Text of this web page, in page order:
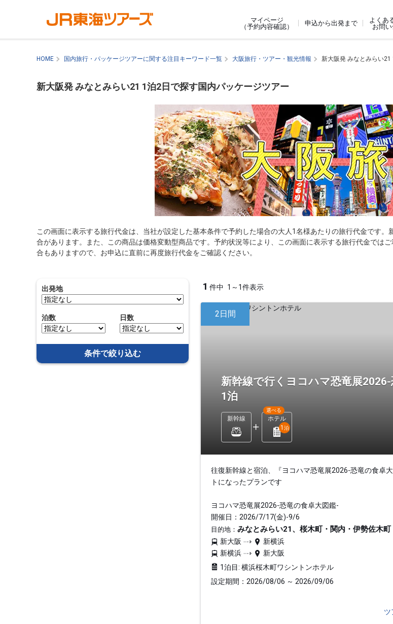
マイページ
（予約内容確認）
申込から出発まで
よくあ
お問
HOME 国内旅行・パッケージツアーに関する注目キーワード一覧 大阪旅行・ツアー・観光情報 新大阪発 みなとみらい21
新大阪発 みなとみらい21 1泊2日で探す国内パッケージツアー
この画面に表示する旅行代金は、当社が設定した基本条件で予約した場合の大人1名様あたりの旅行代金です
合があります。また、この商品は価格変動型商品です。予約状況等により、この画面に表示する旅行代金では
合もありますので、お申込に直前に再度旅行代金をご確認ください。
出発地
泊数 日数
条件で絞り込む
1 件中 1～1件表示
2日間
新幹線で行くヨコハマ恐竜展
1泊
新幹線 ホテル
選べる
1 泊
往復新幹線と宿泊、『ヨコハマ恐竜展2026-恐竜の食卓
トになったプランです
ヨコハマ恐竜展2026-恐竜の食卓大図鑑-
開催日：2026/7/17(金)-9/6
目的地： みなとみらい21、桜木町・関内・伊勢佐木町
新大阪
新横浜
新横浜
新大阪
1泊目: 横浜桜木町ワシントンホテル
設定期間：2026/08/06 ～ 2026/09/06
ツ